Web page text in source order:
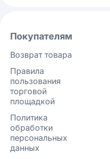
Покупателям
Возврат товара
Правила
пользования
торговой
площадкой
Политика
обработки
персональных
данных